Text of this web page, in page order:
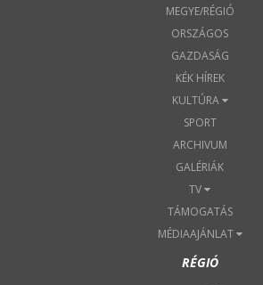
MEGYE/RÉGIÓ
ORSZÁGOS
GAZDASÁG
KÉK HÍREK
KULTÚRA
SPORT
ARCHIVUM
GALÉRIÁK
TV
TÁMOGATÁS
MÉDIAAJÁNLAT
RÉGIÓ